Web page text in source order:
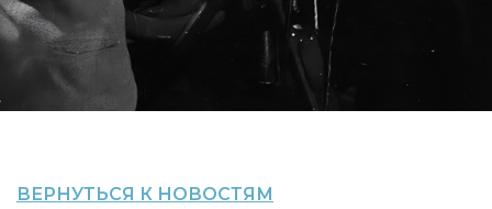
ВЕРНУТЬСЯ К НОВОСТЯМ